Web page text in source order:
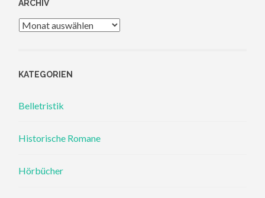
ARCHIV
Archiv
KATEGORIEN
Belletristik
Historische Romane
Hörbücher